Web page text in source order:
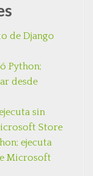
de Django
Python;
desde
sin
Store
ejecuta
Microsoft